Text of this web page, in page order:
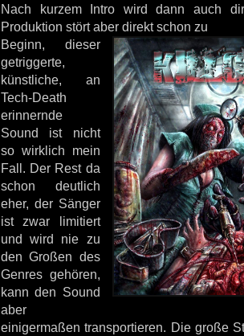
Nach kurzem Intro wird dann auch
Produktion stört aber direkt schon zu
Beginn, dieser
getriggerte,
künstliche, an
Tech-Death
erinnernde
Sound ist nicht
so wirklich mein
Fall. Der Rest da
schon deutlich
eher, der Sänger
ist zwar limitiert
und wird nie zu
den Großen des
Genres gehören,
kann den Sound
aber
einigermaßen transportieren. Die große